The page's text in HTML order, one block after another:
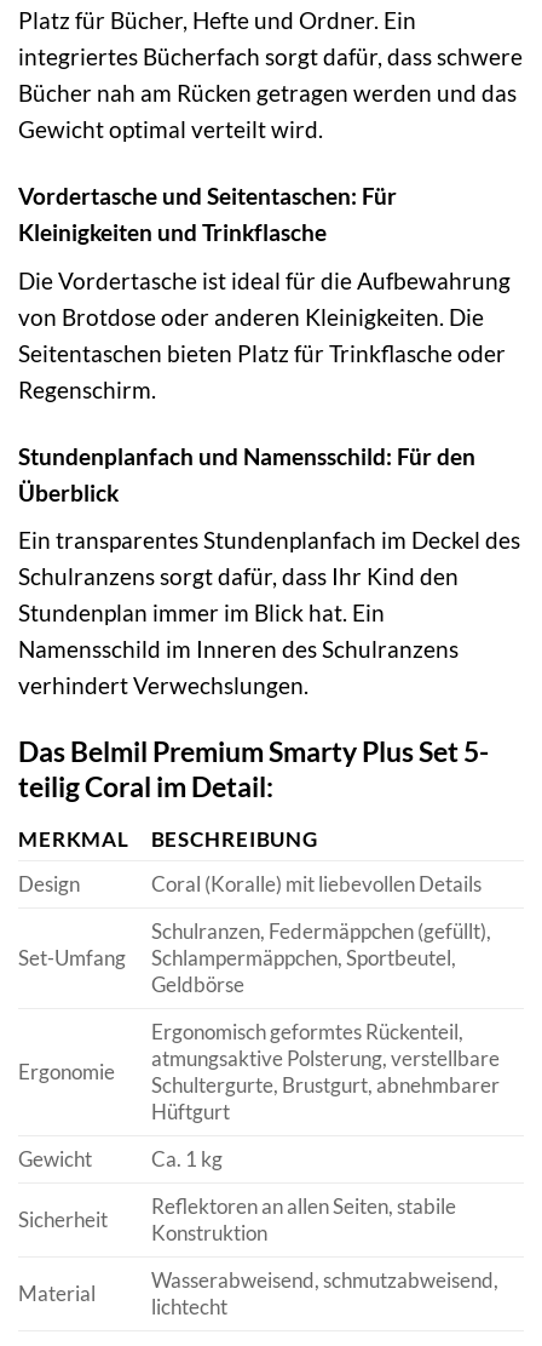
Platz für Bücher, Hefte und Ordner. Ein
integriertes Bücherfach sorgt dafür, dass schwere
Bücher nah am Rücken getragen werden und das
Gewicht optimal verteilt wird.
Vordertasche und Seitentaschen: Für
Kleinigkeiten und Trinkflasche
Die Vordertasche ist ideal für die Aufbewahrung
von Brotdose oder anderen Kleinigkeiten. Die
Seitentaschen bieten Platz für Trinkflasche oder
Regenschirm.
Stundenplanfach und Namensschild: Für den
Überblick
Ein transparentes Stundenplanfach im Deckel des
Schulranzens sorgt dafür, dass Ihr Kind den
Stundenplan immer im Blick hat. Ein
Namensschild im Inneren des Schulranzens
verhindert Verwechslungen.
Das Belmil Premium Smarty Plus Set 5-
teilig Coral im Detail:
MERKMAL
BESCHREIBUNG
Design
Coral (Koralle) mit liebevollen Details
Set-Umfang
Schulranzen, Federmäppchen (gefüllt),
Schlampermäppchen, Sportbeutel,
Geldbörse
Ergonomie
Ergonomisch geformtes Rückenteil,
atmungsaktive Polsterung, verstellbare
Schultergurte, Brustgurt, abnehmbarer
Hüftgurt
Gewicht
Ca. 1 kg
Sicherheit
Reflektoren an allen Seiten, stabile
Konstruktion
Material
Wasserabweisend, schmutzabweisend,
lichtecht